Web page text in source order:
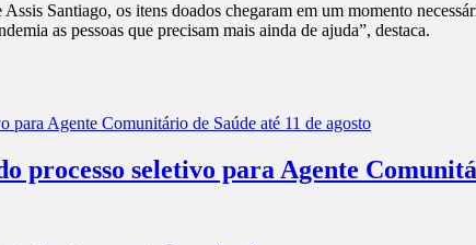
Santiago, os itens doados chegaram em um momento
as pessoas que precisam mais ainda de ajuda”, destaca.
seletivo para Agente